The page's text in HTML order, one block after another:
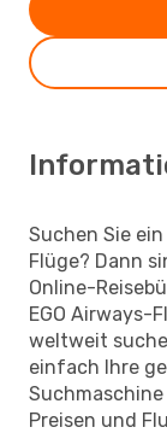
Suchen Sie
Flüge? Dann
Online-
EGO Airways-
weltweit
einfach Ihre
Preisen und